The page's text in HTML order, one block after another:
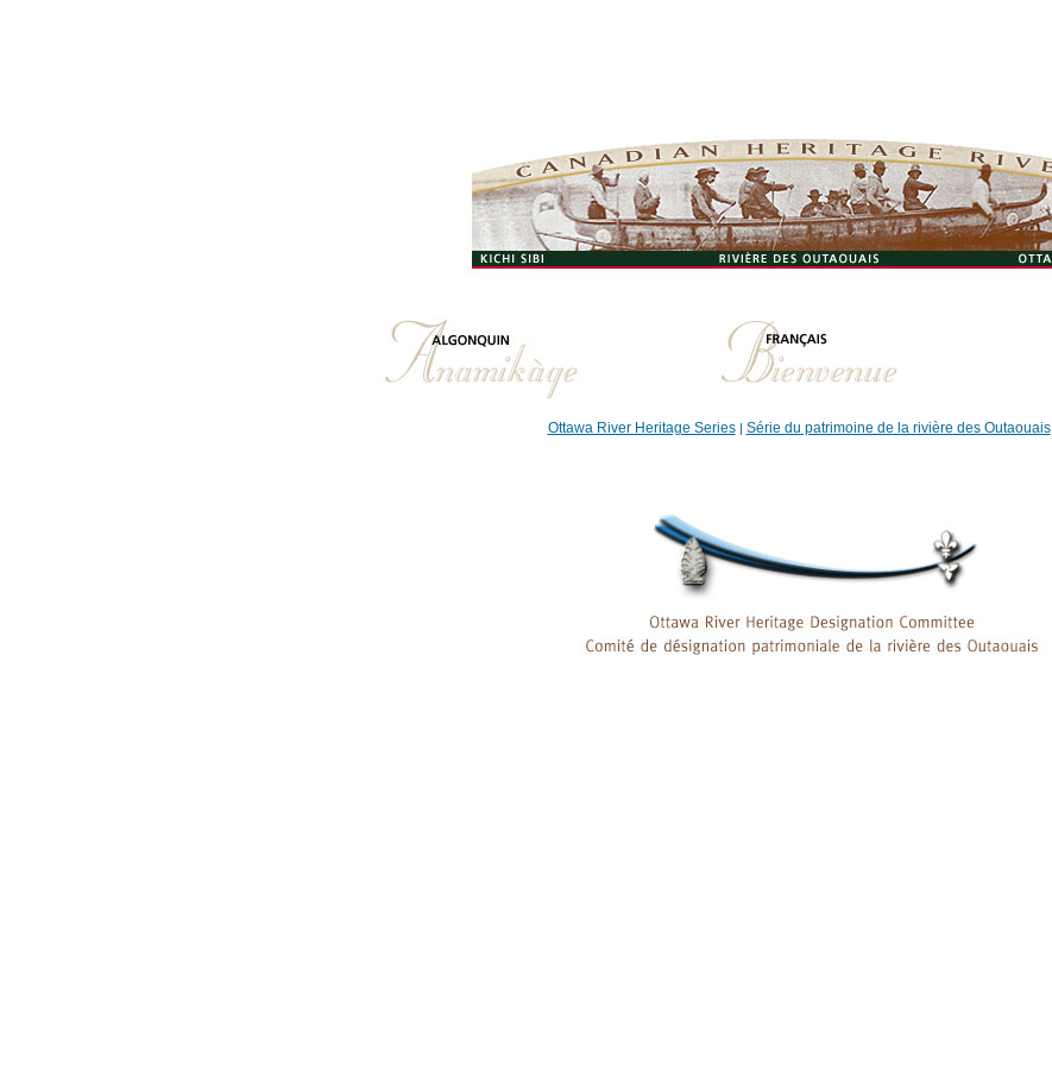
Ottawa River Heritage Series| Série du patrimoine de la rivière des Outaouais